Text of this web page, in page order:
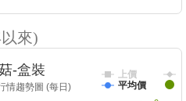
來)
-盒裝
情趨勢圖 (每日)
上價
平均價